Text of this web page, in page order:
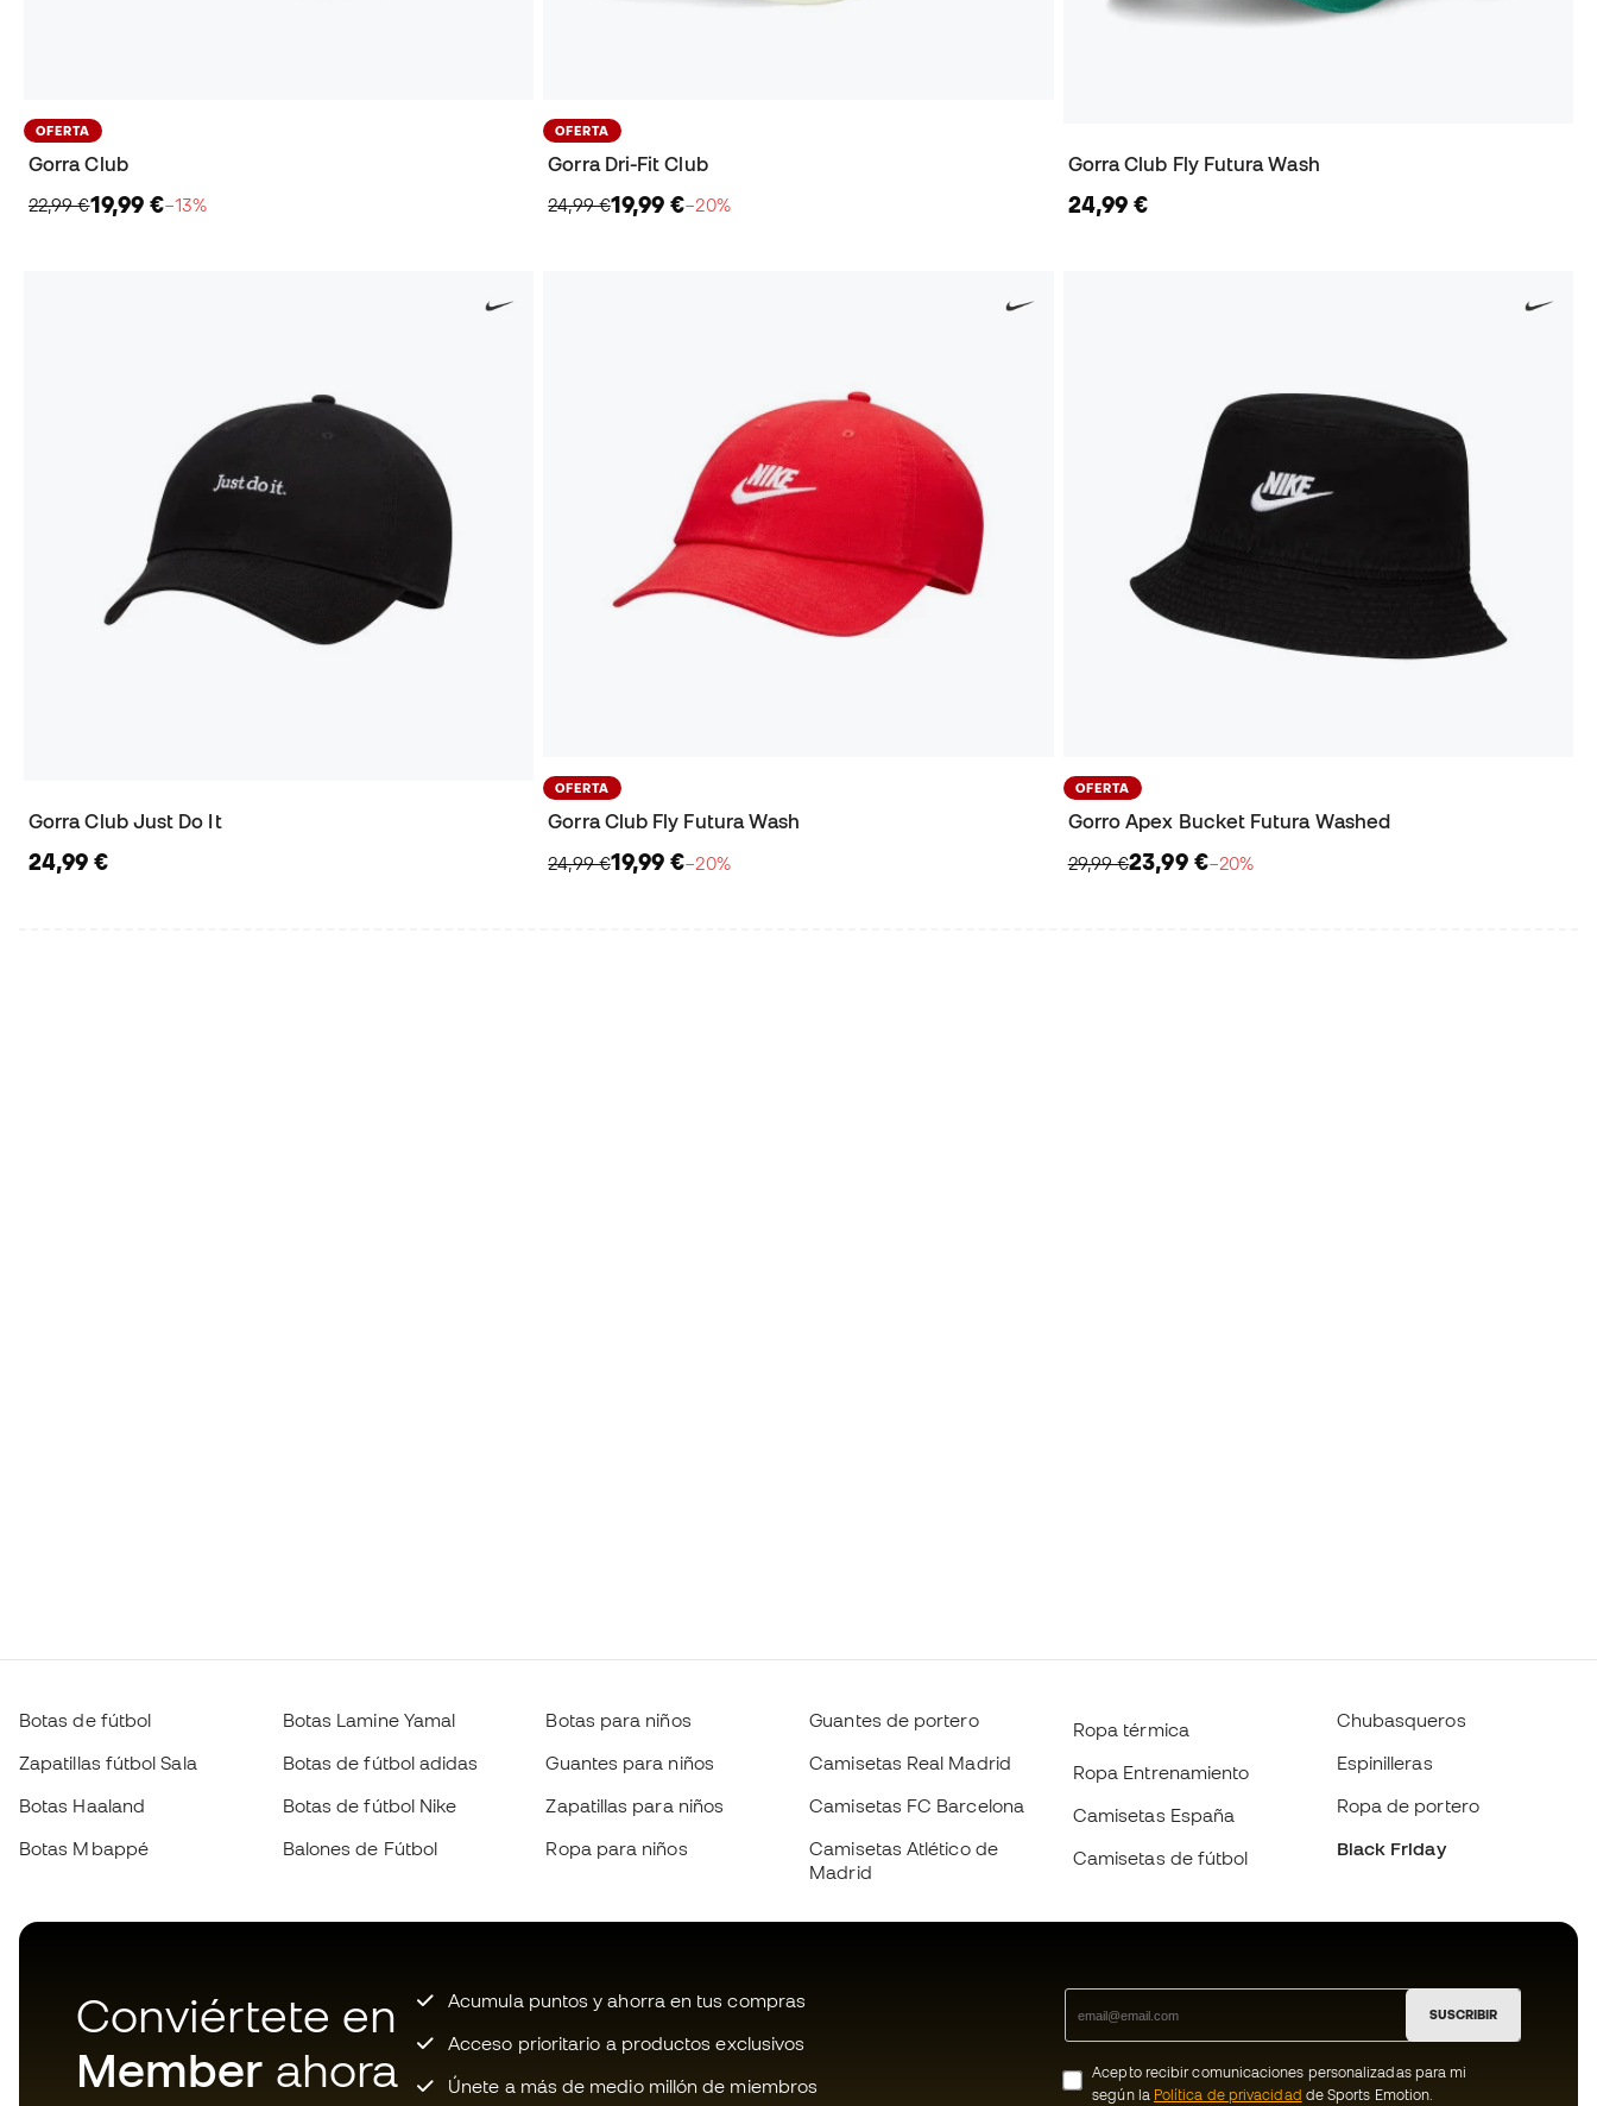
OFERTA
Gorra Club
22,99 €19,99 €−13%
OFERTA
Gorra Dri-Fit Club
24,99 €19,99 €−20%
Gorra Club Fly Futura Wash
24,99 €
Gorra Club Just Do It
24,99 €
OFERTA
Gorra Club Fly Futura Wash
24,99 €19,99 €−20%
OFERTA
Gorro Apex Bucket Futura Washed
29,99 €23,99 €−20%
Botas de fútbol
Zapatillas fútbol Sala
Botas Haaland
Botas Mbappé
Botas Lamine Yamal
Botas de fútbol adidas
Botas de fútbol Nike
Balones de Fútbol
Botas para niños
Guantes para niños
Zapatillas para niños
Ropa para niños
Guantes de portero
Camisetas Real Madrid
Camisetas FC Barcelona
Camisetas Atlético de
Madrid
Ropa térmica
Ropa Entrenamiento
Camisetas España
Camisetas de fútbol
Chubasqueros
Espinilleras
Ropa de portero
Black Friday
Conviértete en
Member ahora
Acumula puntos y ahorra en tus compras
Acceso prioritario a productos exclusivos
Únete a más de medio millón de miembros
SUSCRIBIR
Acepto recibir comunicaciones personalizadas para mi
según la Política de privacidad de Sports Emotion.